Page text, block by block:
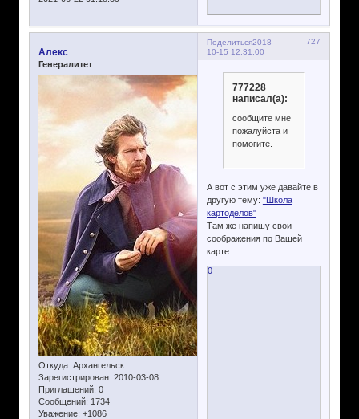
Поделиться 727
2018-
10-15 12:31:00
Алекс
Генералитет
Откуда: Архангельск
Зарегистрирован: 2010-03-08
Приглашений: 0
Сообщений: 1734
Уважение: +1086
777228
написал(а):
сообщите мне
пожалуйста и
помогите.
А вот с этим уже давайте в
другую тему: "Школа
картоделов"
Там же напишу свои
соображения по Вашей
карте.
0